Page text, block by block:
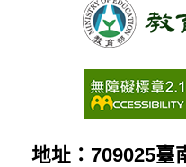
地址：709025臺